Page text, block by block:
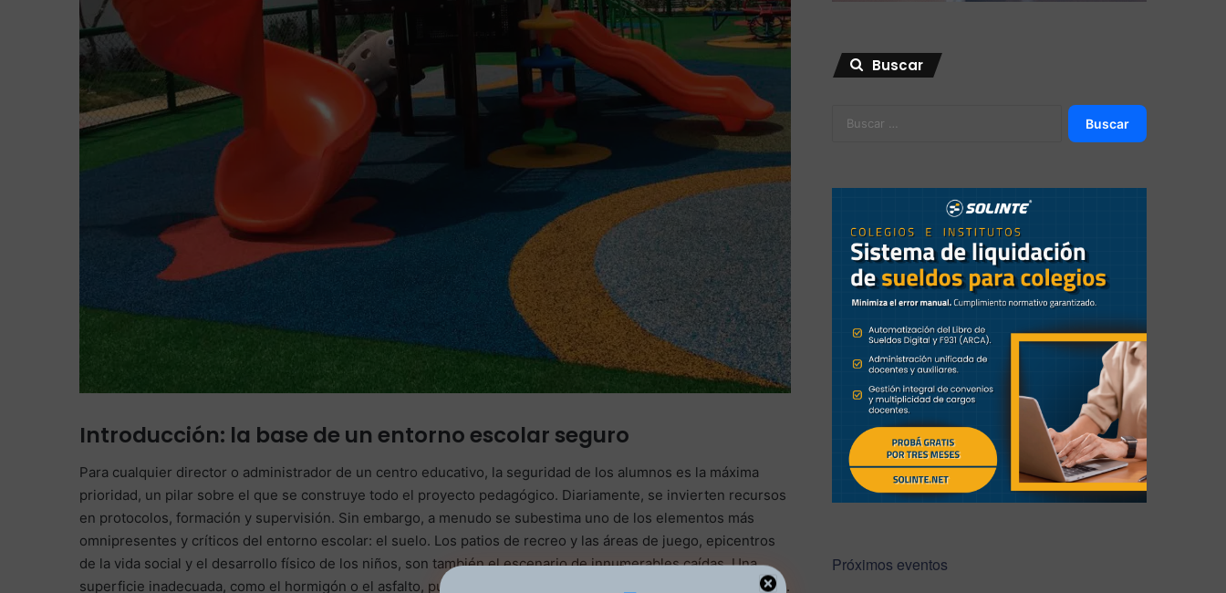
Introducción: la base de un entorno escolar seguro
Para cualquier director o administrador de un centro educativo, la seguridad de los alumnos es la máxima
prioridad, un pilar sobre el que se construye todo el proyecto pedagógico. Diariamente, se invierten recursos
en protocolos, formación y supervisión. Sin embargo, a menudo se subestima uno de los elementos más
omnipresentes y críticos del entorno escolar: el suelo. Los patios de recreo y las áreas de juego, epicentros
de la vida social y el desarrollo físico de los niños, son también el escenario de innumerables caídas. Una
superficie inadecuada, como el hormigón o el asfalto, puede convertir un simple tropiezo en una lesión grave.
Buscar
Buscar:
Próximos eventos